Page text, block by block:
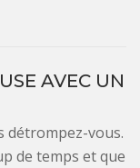
AVEC UN
détrompez-vous.
de temps et que